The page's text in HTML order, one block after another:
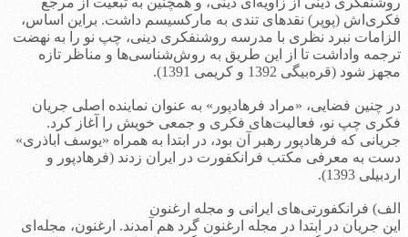
فکری‌اش (پوپر) نقدهای تندی به مارکسیسم داشت. براین اساس،
الزامات نبرد نظری با مدرسه روشنفکری دینی، چپ نو را به نهضت
ترجمه واداشت تا از این طریق به روش‌شناسی‌ها و مناظر تازه
مجهز شود (قره‌بیگی 1392 و کریمی 1391).
در چنین فضایی، «مراد فرهادپور» به عنوان نماینده اصلی جریان
فکری چپ نو، فعالیت‌های فکری و جمعی خویش را آغاز کرد.
جریانی که فرهادپور رهبر آن بود، در ابتدا به همراه «یوسف اباذری»
دست به معرفی مکتب فرانکفورت در ایران زدند (فرهادپور و
اردبیلی 1393).
الف) فرانکفورتی‌های ایرانی و مجله ارغنون
این جریان در ابتدا در مجله ارغنون گرد هم آمدند. ارغنون، مجله‌ای